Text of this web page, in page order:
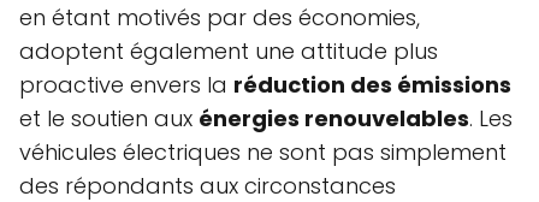
en étant motivés par des économies,
adoptent également une attitude plus
proactive envers la réduction des émissions
et le soutien aux énergies renouvelables. Les
véhicules électriques ne sont pas simplement
des répondants aux circonstances